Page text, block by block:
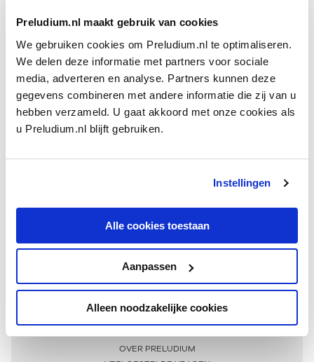
Preludium.nl maakt gebruik van cookies
We gebruiken cookies om Preludium.nl te optimaliseren.
We delen deze informatie met partners voor sociale
media, adverteren en analyse. Partners kunnen deze
gegevens combineren met andere informatie die zij van u
hebben verzameld. U gaat akkoord met onze cookies als
u Preludium.nl blijft gebruiken.
Instellingen
Alle cookies toestaan
Aanpassen
Alleen noodzakelijke cookies
Meer informatie
OVER PRELUDIUM